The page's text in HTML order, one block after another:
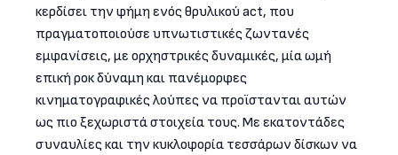
κερδίσει την φήμη ενός θρυλικού act, που
πραγματοποιούσε υπνωτιστικές ζωντανές
εμφανίσεις, με ορχηστρικές δυναμικές, μία ωμή
επική ροκ δύναμη και πανέμορφες
κινηματογραφικές λούπες να προϊστανται αυτών
ως πιο ξεχωριστά στοιχεία τους. Με εκατοντάδες
συναυλίες και την κυκλοφορία τεσσάρων δίσκων να